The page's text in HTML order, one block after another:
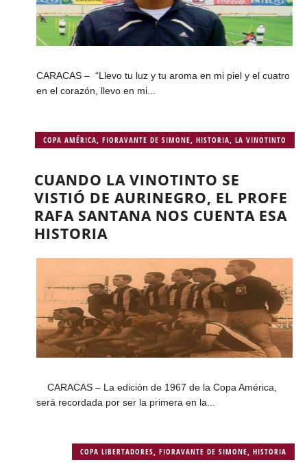
CARACAS – “Llevo tu luz y tu aroma en mi piel y el cuatro
en el corazón, llevo en mi...
COPA AMÉRICA ,FIORAVANTE DE SIMONE ,HISTORIA ,LA VINOTINTO
CUANDO LA VINOTINTO SE
VISTIÓ DE AURINEGRO, EL PROFE
RAFA SANTANA NOS CUENTA ESA
HISTORIA
CARACAS – La edición de 1967 de la Copa América,
será recordada por ser la primera en la...
COPA LIBERTADORES ,FIORAVANTE DE SIMONE ,HISTORIA